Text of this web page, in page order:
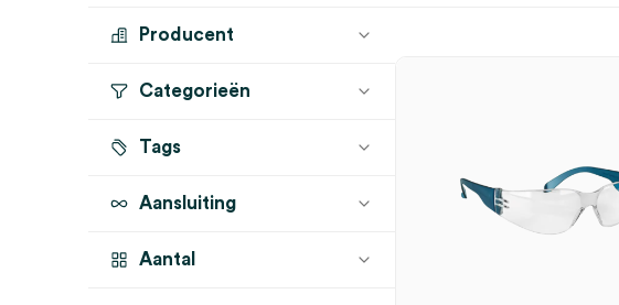
Producent
EKASTU SAFETY (1)
Categorieën
Overige Bescherming
Tags
Aansluiting
Aantal